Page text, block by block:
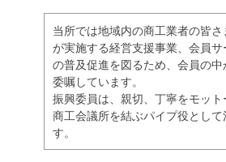
当所では地域内の商工業者の皆
が実施する経営支援事業、会員
の普及促進を図るため、会員の
委嘱しています。
振興委員は、親切、丁寧をモット
商工会議所を結ぶパイプ役として
す。